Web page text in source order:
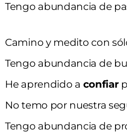
Tengo abundancia de
Camino y medito con
Tengo abundancia de
He aprendido a confiar
No temo por nuestra
Tengo abundancia de